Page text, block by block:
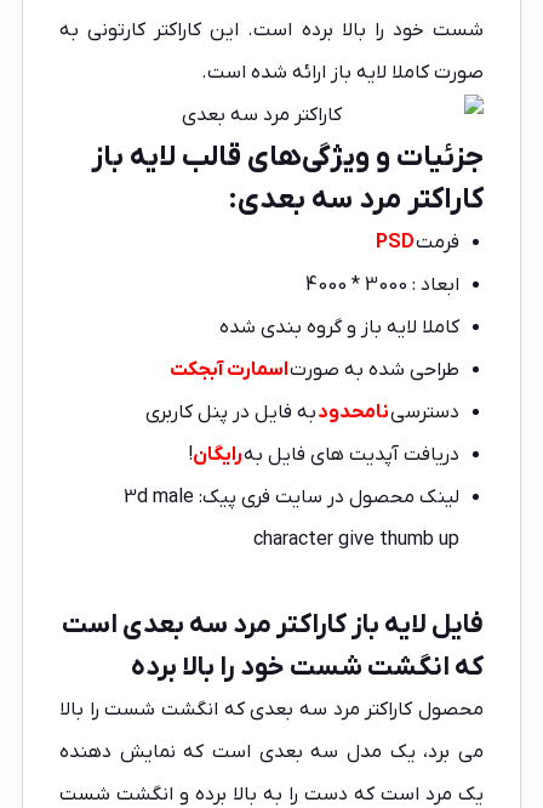
شست خود را بالا برده است. این کاراکتر کارتونی به
صورت کاملا لایه باز ارائه شده است.
جزئیات و ویژگی‌های قالب لایه باز
کاراکتر مرد سه بعدی :
فرمتPSD
ابعاد : 3000 * 4000
کاملا لایه باز و گروه بندی شده
طراحی شده به صورتاسمارت آبجکت
دسترسینامحدودبه فایل در پنل کاربری
دریافت آپدیت های فایل بهرایگان!
لینک محصول در سایت فری پیک: 3d male
character give thumb up
فایل لایه باز کاراکتر مرد سه بعدی است
که انگشت شست خود را بالا برده
محصول کاراکتر مرد سه بعدی که انگشت شست را بالا
می برد، یک مدل سه بعدی است که نمایش دهنده
یک مرد است که دست را به بالا برده و انگشت شست